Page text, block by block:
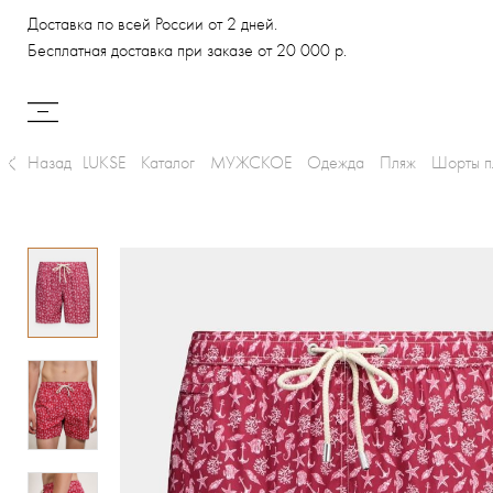
Доставка по всей России от 2 дней.
Бесплатная доставка при заказе от 20 000 р.
Назад LUKSE Каталог МУЖСКОЕ Одежда Пляж Шорты